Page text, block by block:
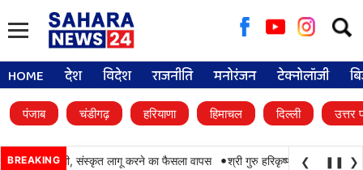
for:
HOME देश विदेश राजनीति मनोरंजन टेक्नोलॉजी
पंजाब चंडीगढ़ हरियाणा हिमाचल दिल्ली उत्तर
BREAKING
जारी रहेगी, संस्कृत लागू करने का फैसला वापस • श्री गुरु हरिकृष्ण साहिब जी के
❮ ❚❚ ❯